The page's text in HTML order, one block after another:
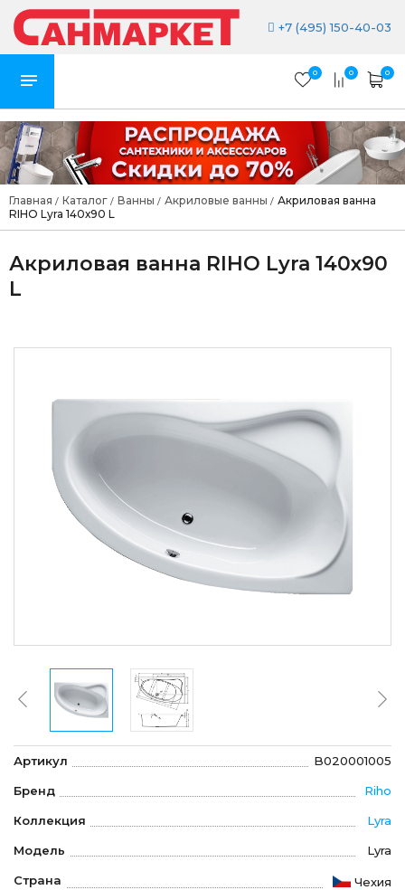
+7 (495) 150-40-03
0 0 0
Главная / Каталог / Ванны / Акриловые ванны / Акриловая ванна
RIHO Lyra 140х90 L
Акриловая ванна RIHO Lyra 140х90
L
Артикул B020001005
Бренд Riho
Коллекция Lyra
Модель Lyra
Страна Чехия